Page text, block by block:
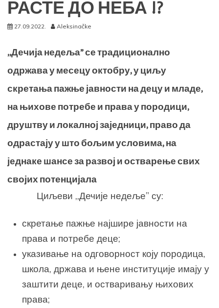
РАСТЕ ДО НЕБА !?
27.09.2022. Aleksinačke
,,Дечија недеља” се традиционално
одржава у месецу октобру, у циљу
скретања пажње јавности на децу и младе,
на њихове потребе и права у породици,
друштву и локалној заједници, право да
одрастају у што бољим условима, на
једнаке шансе за развој и остварење свих
својих потенцијала
Циљеви ,,Дечије недеље” су:
скретање пажње најшире јавности на
права и потребе деце;
указивање на одговорност коју породица,
школа, држава и њене институције имају у
заштити деце, и остваривању њихових
права;